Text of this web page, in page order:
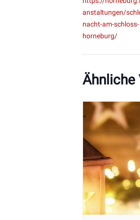
anstaltungen/
nacht-am-schloss-
horneburg/
Ähnliche